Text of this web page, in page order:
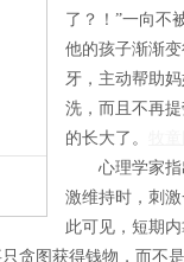
了？！”一向不
他的孩子渐渐
牙，主动帮助
洗，而且不再
的长大了。
心理学家指
激维持时，刺
此可见，短期
贪图获得钱物，而不